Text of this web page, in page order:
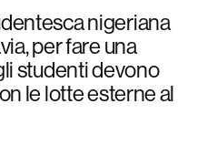
nigeriana
per fare una
studenti devono
le lotte esterne al